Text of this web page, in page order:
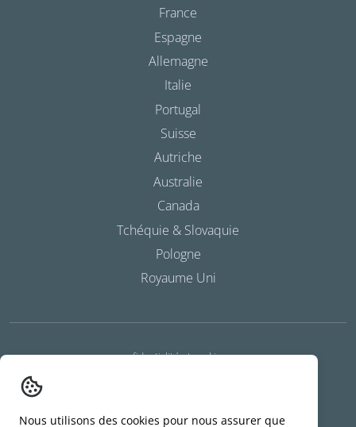
Nous utilisons des cookies pour nous assurer que
France
Espagne
Allemagne
Italie
Portugal
Suisse
Autriche
Australie
Canada
Tchéquie & Slovaquie
Pologne
Royaume Uni
confidentialité et cookies